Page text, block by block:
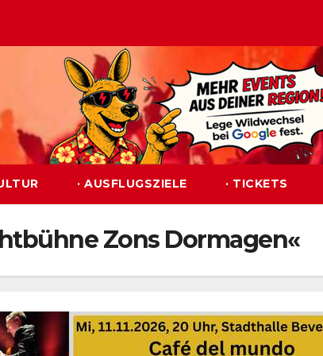
· AUSFLUGSZIELE · TICKETS
Zons Dormagen«